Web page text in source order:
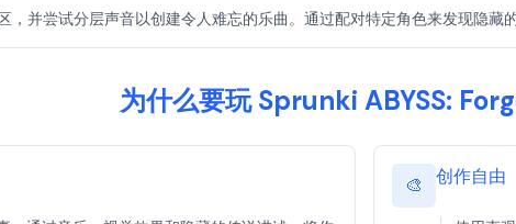
，并尝试分层声音以创建令人难忘的乐曲。通过配对特定角色来发现隐藏
为什么要玩 Sprunki ABYSS:
🎨 创作自由